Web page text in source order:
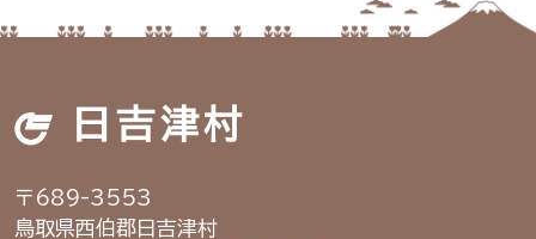
日吉津村
〒689-3553
鳥取県西伯郡日吉津村